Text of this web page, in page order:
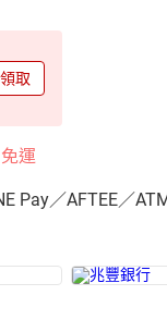
領取
免運
Pay／AFTEE／